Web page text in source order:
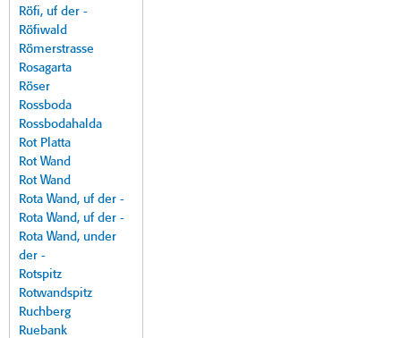
Röfi, uf der -
Röfiwald
Römerstrasse
Rosagarta
Röser
Rossboda
Rossbodahalda
Rot Platta
Rot Wand
Rot Wand
Rota Wand, uf der -
Rota Wand, uf der -
Rota Wand, under
der -
Rotspitz
Rotwandspitz
Ruchberg
Ruebank